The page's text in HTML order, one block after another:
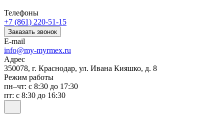
Телефоны
+7 (861) 220-51-15
Заказать звонок
E-mail
info@my-myrmex.ru
Адрес
350078, г. Краснодар, ул. Ивана Кияшко, д. 8
Режим работы
пн–чт: с 8:30 до 17:30
пт: с 8:30 до 16:30